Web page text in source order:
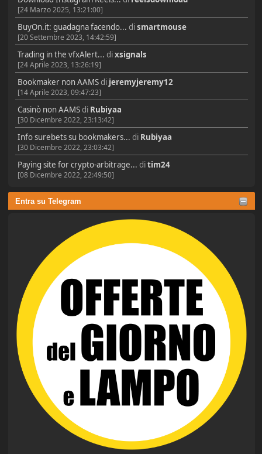
[24 Marzo 2025, 13:21:00]
BuyOn.it: guadagna facendo... dismartmouse
[20 Settembre 2023, 14:42:59]
Trading in the vfxAlert... dixsignals
[24 Aprile 2023, 13:26:19]
Bookmaker non AAMSdi jeremyjeremy12
[14 Aprile 2023, 09:47:23]
Casinò non AAMSdi Rubiyaa
[30 Dicembre 2022, 23:13:42]
Info surebets su bookmakers... di Rubiyaa
[30 Dicembre 2022, 23:03:42]
Paying site for crypto-arbitrage... ditim24
[08 Dicembre 2022, 22:49:50]
Entra su Telegram